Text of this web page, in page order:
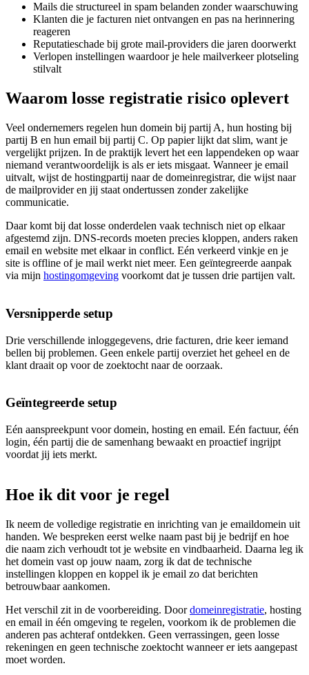
Mails die structureel in spam belanden zonder waarschuwing
Klanten die je facturen niet ontvangen en pas na herinnering
reageren
Reputatieschade bij grote mail-providers die jaren doorwerkt
Verlopen instellingen waardoor je hele mailverkeer plotseling
stilvalt
Waarom losse registratie risico oplevert
Veel ondernemers regelen hun domein bij partij A, hun hosting bij
partij B en hun email bij partij C. Op papier lijkt dat slim, want je
vergelijkt prijzen. In de praktijk levert het een lappendeken op waar
niemand verantwoordelijk is als er iets misgaat. Wanneer je email
uitvalt, wijst de hostingpartij naar de domeinregistrar, die wijst naar
de mailprovider en jij staat ondertussen zonder zakelijke
communicatie.
Daar komt bij dat losse onderdelen vaak technisch niet op elkaar
afgestemd zijn. DNS-records moeten precies kloppen, anders raken
email en website met elkaar in conflict. Eén verkeerd vinkje en je
site is offline of je mail werkt niet meer. Een geïntegreerde aanpak
via mijn hostingomgeving voorkomt dat je tussen drie partijen valt.
Versnipperde setup
Drie verschillende inloggegevens, drie facturen, drie keer iemand
bellen bij problemen. Geen enkele partij overziet het geheel en de
klant draait op voor de zoektocht naar de oorzaak.
Geïntegreerde setup
Eén aanspreekpunt voor domein, hosting en email. Eén factuur, één
login, één partij die de samenhang bewaakt en proactief ingrijpt
voordat jij iets merkt.
Hoe ik dit voor je regel
Ik neem de volledige registratie en inrichting van je emaildomein uit
handen. We bespreken eerst welke naam past bij je bedrijf en hoe
die naam zich verhoudt tot je website en vindbaarheid. Daarna leg ik
het domein vast op jouw naam, zorg ik dat de technische
instellingen kloppen en koppel ik je email zo dat berichten
betrouwbaar aankomen.
Het verschil zit in de voorbereiding. Doordomeinregistratie, hosting
en email in één omgeving te regelen, voorkom ik de problemen die
anderen pas achteraf ontdekken. Geen verrassingen, geen losse
rekeningen en geen technische zoektocht wanneer er iets aangepast
moet worden.